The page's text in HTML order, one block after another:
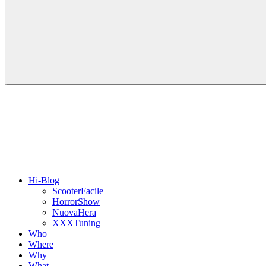
Hi-Blog
ScooterFacile
HorrorShow
NuovaHera
XXXTuning
Who
Where
Why